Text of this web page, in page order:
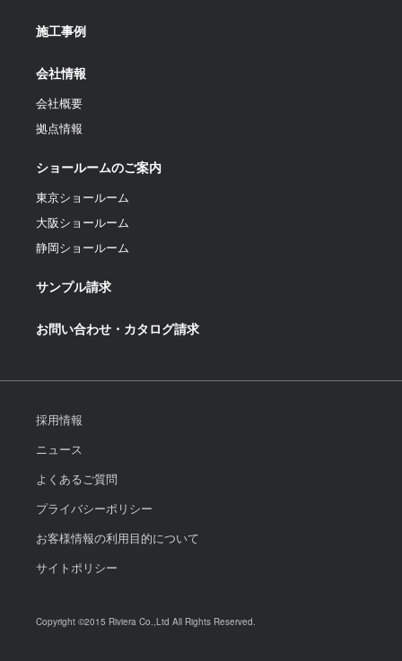
施工事例
会社情報
会社概要
拠点情報
ショールームのご案内
東京ショールーム
大阪ショールーム
静岡ショールーム
サンプル請求
お問い合わせ・カタログ請求
採用情報
ニュース
よくあるご質問
プライバシーポリシー
お客様情報の利用目的について
サイトポリシー
Copyright ©2015 Riviera Co.,Ltd All Rights Reserved.